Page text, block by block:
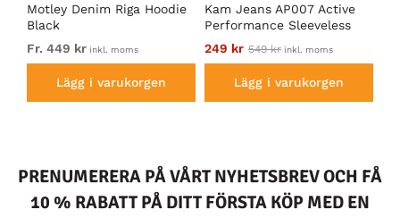
Motley Denim Riga Hoodie
Black
Fr. 449 kr inkl. moms
Lägg i varukorgen
Kam Jeans AP007 Active
Performance Sleeveless
Hoodie Grey
249 kr 549 kr inkl. moms
Lägg i varukorgen
PRENUMERERA PÅ VÅRT NYHETSBREV OCH FÅ
10 % RABATT PÅ DITT FÖRSTA KÖP MED EN